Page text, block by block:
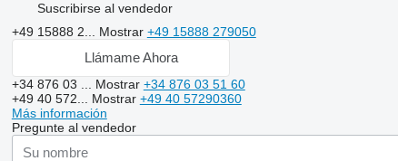
Suscribirse al vendedor
+49 15888 2... Mostrar +49 15888 279050
Llámame Ahora
+34 876 03 ... Mostrar +34 876 03 51 60
+49 40 572... Mostrar +49 40 57290360
Más información
Pregunte al vendedor